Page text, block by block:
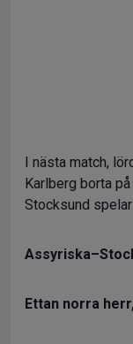
I nästa match,
Karlberg borta
Stocksund
Ettan norra